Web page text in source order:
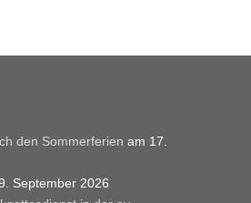
den Sommerferien am 17.
September 2026